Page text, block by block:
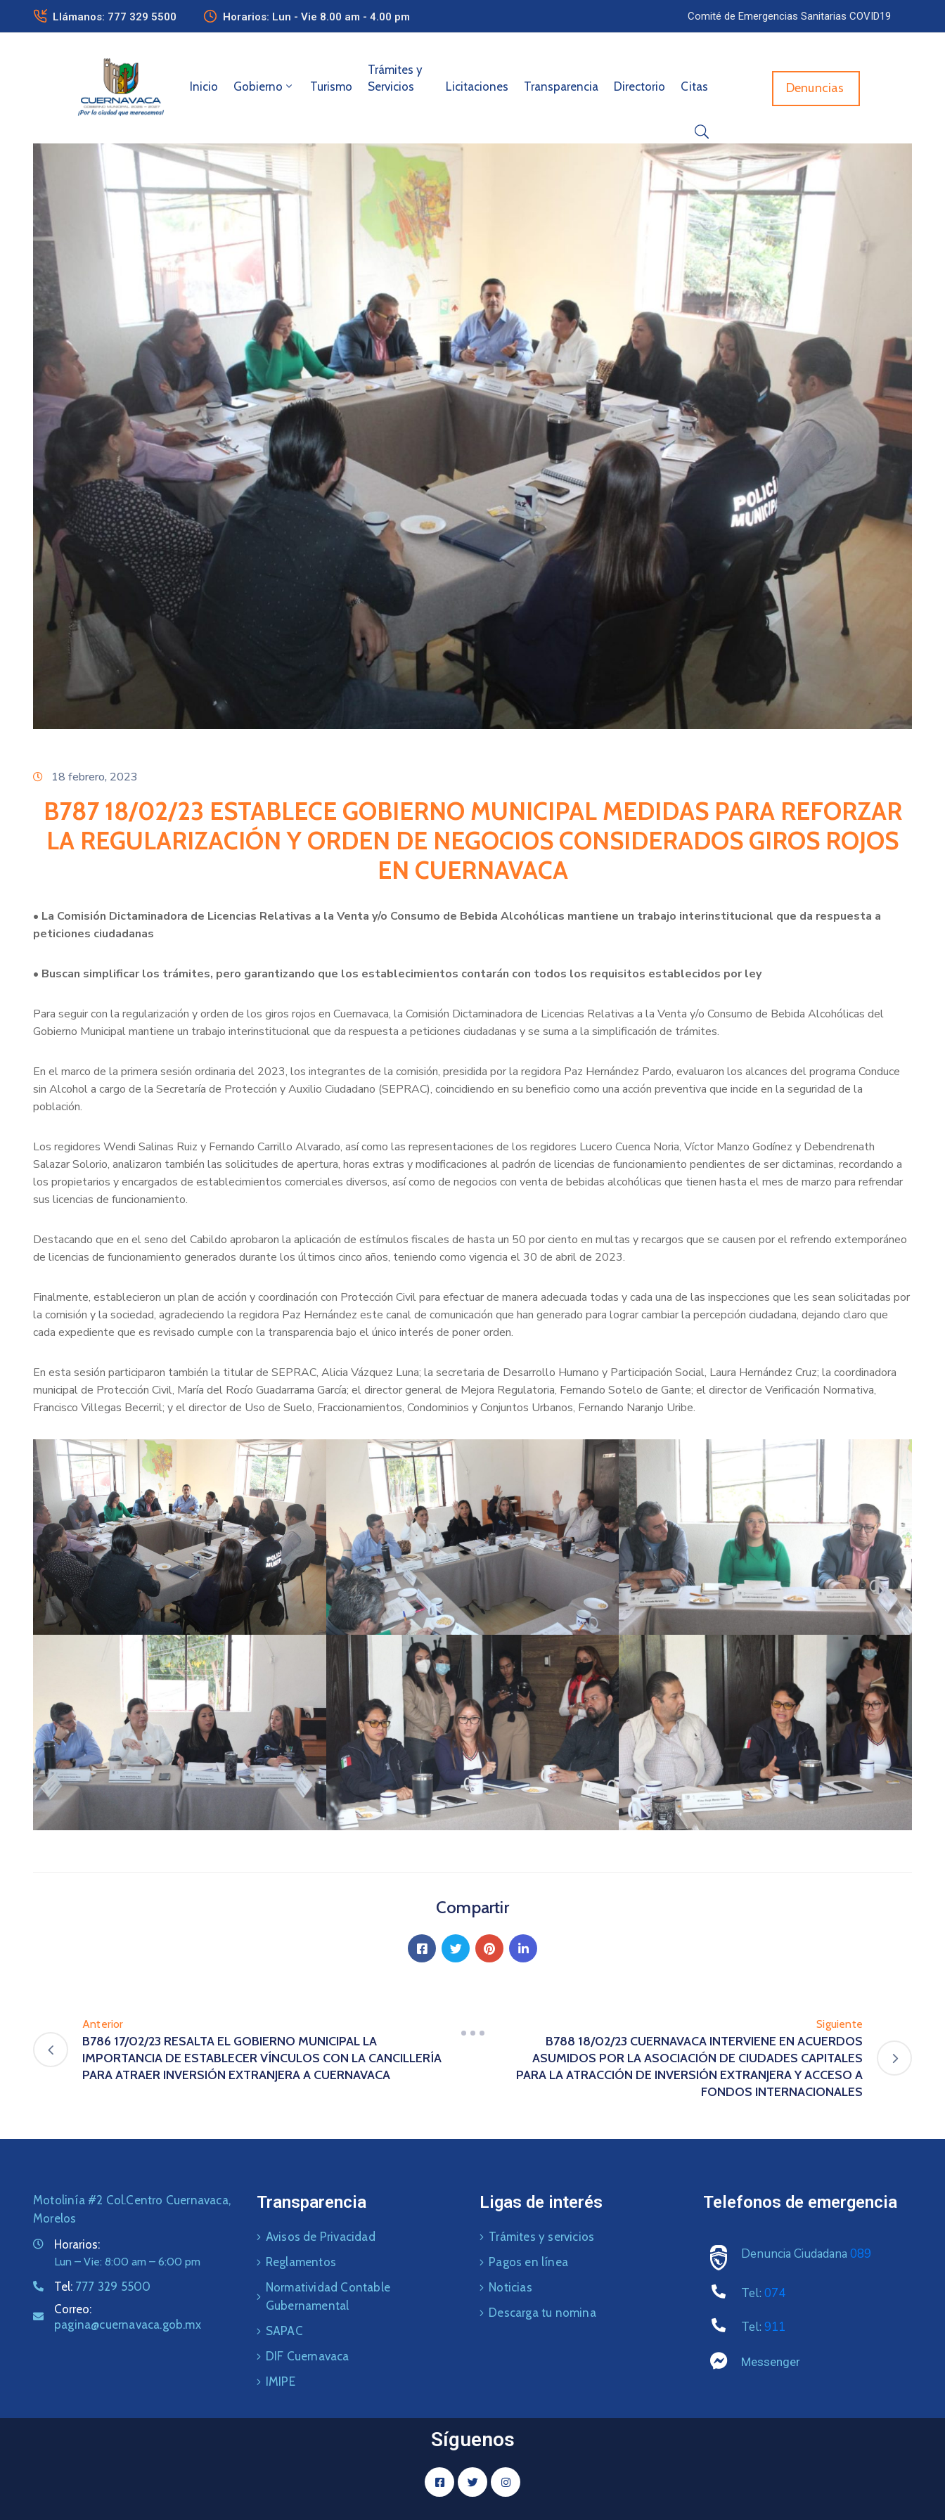
Llámanos: 777 329 5500 Horarios: Lun - Vie 8.00 am - 4.00 pm Comité de Emergencias Sanitarias COVID19
Inicio Gobierno Turismo
Trámites y
Servicios
Licitaciones Transparencia Directorio Citas Denuncias
18 febrero, 2023
B787 18/02/23 ESTABLECE GOBIERNO MUNICIPAL MEDIDAS PARA REFORZAR
LA REGULARIZACIÓN Y ORDEN DE NEGOCIOS CONSIDERADOS GIROS ROJOS
EN CUERNAVACA
• La Comisión Dictaminadora de Licencias Relativas a la Venta y/o Consumo de Bebida Alcohólicas mantiene un trabajo interinstitucional que da respuesta a
peticiones ciudadanas
• Buscan simplificar los trámites, pero garantizando que los establecimientos contarán con todos los requisitos establecidos por ley
Para seguir con la regularización y orden de los giros rojos en Cuernavaca, la Comisión Dictaminadora de Licencias Relativas a la Venta y/o Consumo de Bebida Alcohólicas del
Gobierno Municipal mantiene un trabajo interinstitucional que da respuesta a peticiones ciudadanas y se suma a la simplificación de trámites.
En el marco de la primera sesión ordinaria del 2023, los integrantes de la comisión, presidida por la regidora Paz Hernández Pardo, evaluaron los alcances del programa Conduce
sin Alcohol a cargo de la Secretaría de Protección y Auxilio Ciudadano (SEPRAC), coincidiendo en su beneficio como una acción preventiva que incide en la seguridad de la
población.
Los regidores Wendi Salinas Ruiz y Fernando Carrillo Alvarado, así como las representaciones de los regidores Lucero Cuenca Noria, Víctor Manzo Godínez y Debendrenath
Salazar Solorio, analizaron también las solicitudes de apertura, horas extras y modificaciones al padrón de licencias de funcionamiento pendientes de ser dictaminas, recordando a
los propietarios y encargados de establecimientos comerciales diversos, así como de negocios con venta de bebidas alcohólicas que tienen hasta el mes de marzo para refrendar
sus licencias de funcionamiento.
Destacando que en el seno del Cabildo aprobaron la aplicación de estímulos fiscales de hasta un 50 por ciento en multas y recargos que se causen por el refrendo extemporáneo
de licencias de funcionamiento generados durante los últimos cinco años, teniendo como vigencia el 30 de abril de 2023.
Finalmente, establecieron un plan de acción y coordinación con Protección Civil para efectuar de manera adecuada todas y cada una de las inspecciones que les sean solicitadas por
la comisión y la sociedad, agradeciendo la regidora Paz Hernández este canal de comunicación que han generado para lograr cambiar la percepción ciudadana, dejando claro que
cada expediente que es revisado cumple con la transparencia bajo el único interés de poner orden.
En esta sesión participaron también la titular de SEPRAC, Alicia Vázquez Luna; la secretaria de Desarrollo Humano y Participación Social, Laura Hernández Cruz; la coordinadora
municipal de Protección Civil, María del Rocío Guadarrama García; el director general de Mejora Regulatoria, Fernando Sotelo de Gante; el director de Verificación Normativa,
Francisco Villegas Becerril; y el director de Uso de Suelo, Fraccionamientos, Condominios y Conjuntos Urbanos, Fernando Naranjo Uribe.
Compartir
Anterior
B786 17/02/23 RESALTA EL GOBIERNO MUNICIPAL LA
IMPORTANCIA DE ESTABLECER VÍNCULOS CON LA CANCILLERÍA
PARA ATRAER INVERSIÓN EXTRANJERA A CUERNAVACA
Siguiente
B788 18/02/23 CUERNAVACA INTERVIENE EN ACUERDOS
ASUMIDOS POR LA ASOCIACIÓN DE CIUDADES CAPITALES
PARA LA ATRACCIÓN DE INVERSIÓN EXTRANJERA Y ACCESO A
FONDOS INTERNACIONALES
Motolinía #2 Col.Centro Cuernavaca,
Morelos
Horarios:
Lun – Vie: 8:00 am – 6:00 pm
Tel: 777 329 5500
Correo:
pagina@cuernavaca.gob.mx
Transparencia
Avisos de Privacidad
Reglamentos
Normatividad Contable
Gubernamental
SAPAC
DIF Cuernavaca
IMIPE
Ligas de interés
Trámites y servicios
Pagos en línea
Noticias
Descarga tu nomina
Telefonos de emergencia
Denuncia Ciudadana 089
Tel: 074
Tel: 911
Messenger
Síguenos